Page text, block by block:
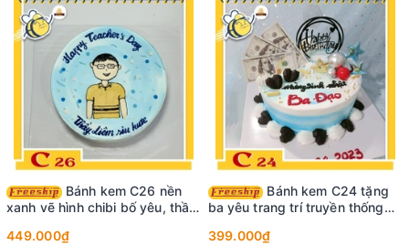
Bánh kem C26 nền
xanh vẽ hình chibi bố yêu, thầy
449.000₫
ba yêu trang trí truyền thống
399.000₫